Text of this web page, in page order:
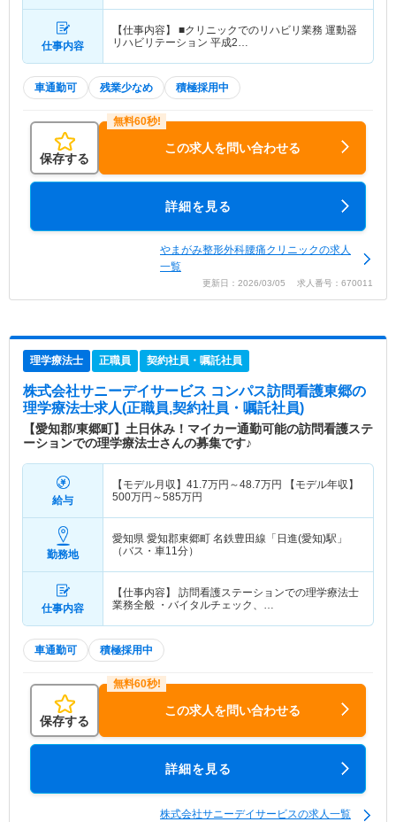
仕事内容
【仕事内容】 ■クリニックでのリハビリ業務 運動器
リハビリテーション 平成2…
車通勤可 残業少なめ 積極採用中
保存する
この求人を問い合わせる
詳細を見る
やまがみ整形外科腰痛クリニックの求人
一覧
更新日：2026/03/05 求人番号：670011
理学療法士 正職員 契約社員・嘱託社員
株式会社サニーデイサービス コンパス訪問看護東郷の
理学療法士求人(正職員,契約社員・嘱託社員)
【愛知郡/東郷町】土日休み！マイカー通勤可能の訪問看護ステ
ーションでの理学療法士さんの募集です♪
給与
【モデル月収】 41.7万円～48.7万円
【モデル年収】
500万円～585万円
勤務地
愛知県 愛知郡東郷町 名鉄豊田線「日進(愛知)駅」
（バス・車11分）
仕事内容
【仕事内容】 訪問看護ステーションでの理学療法士
業務全般 ・バイタルチェック、…
車通勤可 積極採用中
保存する
この求人を問い合わせる
詳細を見る
株式会社サニーデイサービスの求人一覧